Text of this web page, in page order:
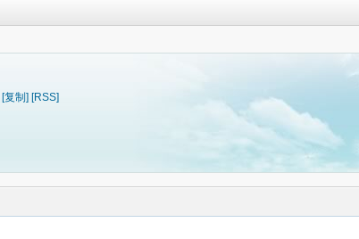
[复制] [RSS]